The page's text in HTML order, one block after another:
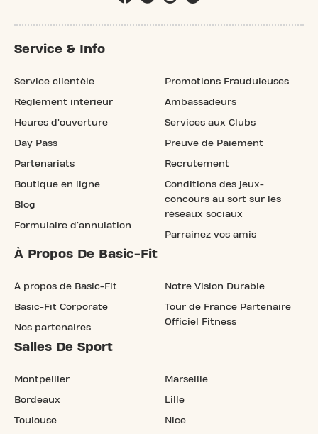
Service & Info
Service clientèle
Règlement intérieur
Heures d'ouverture
Day Pass
Partenariats
Boutique en ligne
Blog
Formulaire d'annulation
Promotions Frauduleuses
Ambassadeurs
Services aux Clubs
Preuve de Paiement
Recrutement
Conditions des jeux-
concours au sort sur les
réseaux sociaux
Parrainez vos amis
À Propos De Basic-Fit
À propos de Basic-Fit
Basic-Fit Corporate
Nos partenaires
Notre Vision Durable
Tour de France Partenaire
Officiel Fitness
Salles De Sport
Montpellier
Bordeaux
Toulouse
Marseille
Lille
Nice